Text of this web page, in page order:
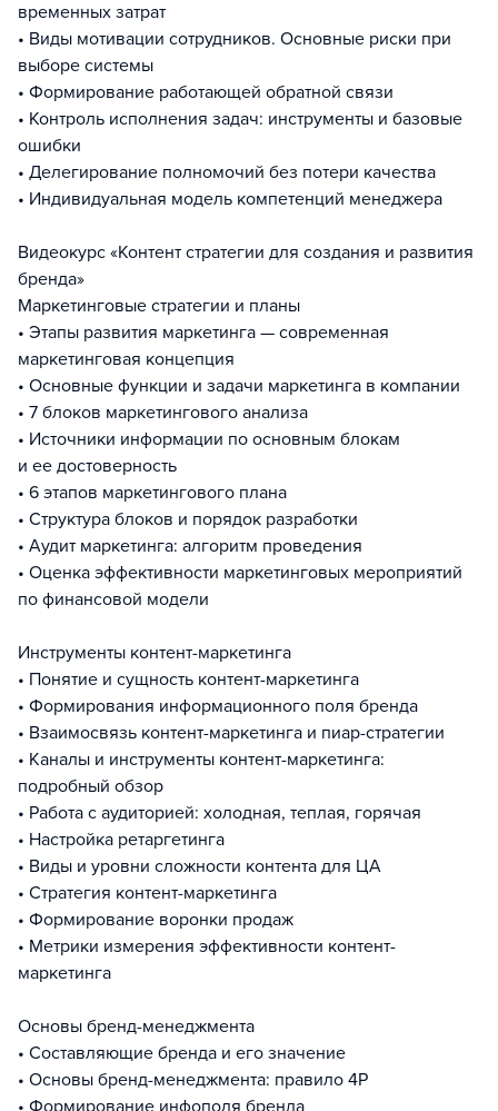
временных затрат
• Виды мотивации сотрудников. Основные риски при
выборе системы
• Формирование работающей обратной связи
• Контроль исполнения задач: инструменты и базовые
ошибки
• Делегирование полномочий без потери качества
• Индивидуальная модель компетенций менеджера
Видеокурс «Контент стратегии для создания и развития
бренда»
Маркетинговые стратегии и планы
• Этапы развития маркетинга — современная
маркетинговая концепция
• Основные функции и задачи маркетинга в компании
• 7 блоков маркетингового анализа
• Источники информации по основным блокам
и ее достоверность
• 6 этапов маркетингового плана
• Структура блоков и порядок разработки
• Аудит маркетинга: алгоритм проведения
• Оценка эффективности маркетинговых мероприятий
по финансовой модели
Инструменты контент-маркетинга
• Понятие и сущность контент-маркетинга
• Формирования информационного поля бренда
• Взаимосвязь контент-маркетинга и пиар-стратегии
• Каналы и инструменты контент-маркетинга:
подробный обзор
• Работа с аудиторией: холодная, теплая, горячая
• Настройка ретаргетинга
• Виды и уровни сложности контента для ЦА
• Стратегия контент-маркетинга
• Формирование воронки продаж
• Метрики измерения эффективности контент-
маркетинга
Основы бренд-менеджмента
• Составляющие бренда и его значение
• Основы бренд-менеджмента: правило 4P
• Формирование инфополя бренда